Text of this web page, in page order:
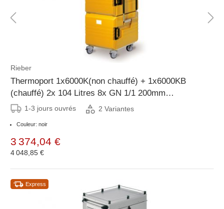
Rieber
Thermoport 1x6000K(non chauffé) + 1x6000KB
(chauffé) 2x 104 Litres 8x GN 1/1 200mm
766x790x1280mm noir
1-3 jours ouvrés 2 Variantes
Couleur: noir
3 374,04 €
4 048,85 €
Express